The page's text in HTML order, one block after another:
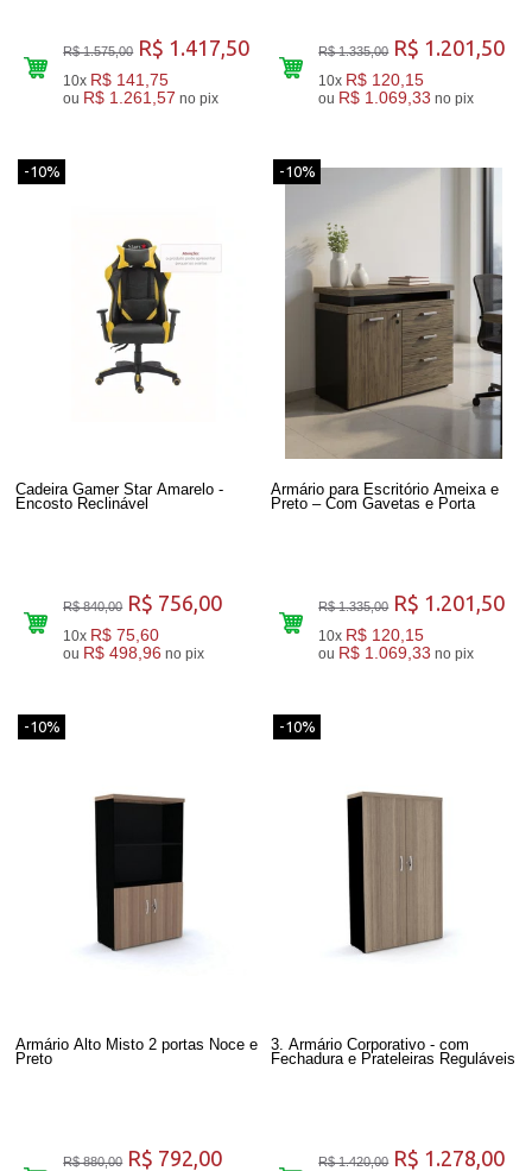
R$ 1.575,00 R$ 1.417,50
10x R$ 141,75
ou R$ 1.261,57 no pix
R$ 1.335,00 R$ 1.201,50
10x R$ 120,15
ou R$ 1.069,33 no pix
-10%
Cadeira Gamer Star Amarelo -
Encosto Reclinável
R$ 840,00 R$ 756,00
10x R$ 75,60
ou R$ 498,96 no pix
-10%
Armário para Escritório Ameixa e
Preto – Com Gavetas e Porta
R$ 1.335,00 R$ 1.201,50
10x R$ 120,15
ou R$ 1.069,33 no pix
-10%
Armário Alto Misto 2 portas Noce e
Preto
R$ 880,00 R$ 792,00
-10%
3. Armário Corporativo - com
Fechadura e Prateleiras Reguláveis
R$ 1.420,00 R$ 1.278,00